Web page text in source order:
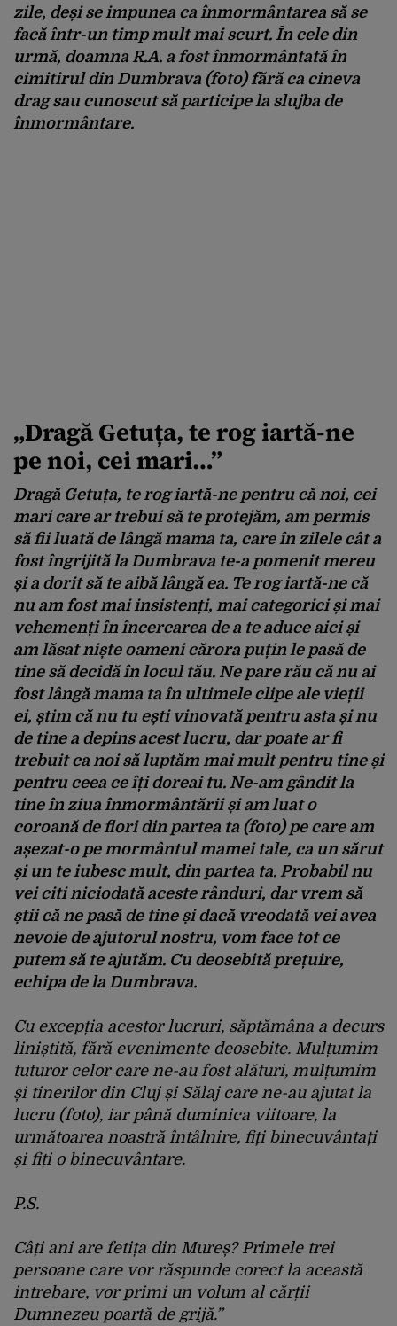
zile, deși se impunea ca înmormântarea să se
facă într-un timp mult mai scurt. În cele din
urmă, doamna R.A. a fost înmormântată în
cimitirul din Dumbrava (foto) fără ca cineva
drag sau cunoscut să participe la slujba de
înmormântare.
„Dragă Getuța, te rog iartă-ne
pe noi, cei mari…”
Dragă Getuța, te rog iartă-ne pentru că noi, cei
mari care ar trebui să te protejăm, am permis
să fii luată de lângă mama ta, care în zilele cât a
fost îngrijită la Dumbrava te-a pomenit mereu
și a dorit să te aibă lângă ea. Te rog iartă-ne că
nu am fost mai insistenți, mai categorici și mai
vehemenți în încercarea de a te aduce aici și
am lăsat niște oameni cărora puțin le pasă de
tine să decidă în locul tău. Ne pare rău că nu ai
fost lângă mama ta în ultimele clipe ale vieții
ei, știm că nu tu ești vinovată pentru asta și nu
de tine a depins acest lucru, dar poate ar fi
trebuit ca noi să luptăm mai mult pentru tine și
pentru ceea ce îți doreai tu. Ne-am gândit la
tine în ziua înmormântării și am luat o
coroană de flori din partea ta (foto) pe care am
așezat-o pe mormântul mamei tale, ca un sărut
și un te iubesc mult, din partea ta. Probabil nu
vei citi niciodată aceste rânduri, dar vrem să
știi că ne pasă de tine și dacă vreodată vei avea
nevoie de ajutorul nostru, vom face tot ce
putem să te ajutăm. Cu deosebită prețuire,
echipa de la Dumbrava.
Cu excepția acestor lucruri, săptămâna a decurs
liniștită, fără evenimente deosebite. Mulțumim
tuturor celor care ne-au fost alături, mulțumim
și tinerilor din Cluj și Sălaj care ne-au ajutat la
lucru (foto), iar până duminica viitoare, la
următoarea noastră întâlnire, fiți binecuvântați
și fiți o binecuvântare.
P.S.
Câți ani are fetița din Mureș? Primele trei
persoane care vor răspunde corect la această
intrebare, vor primi un volum al cărții
Dumnezeu poartă de grijă.”